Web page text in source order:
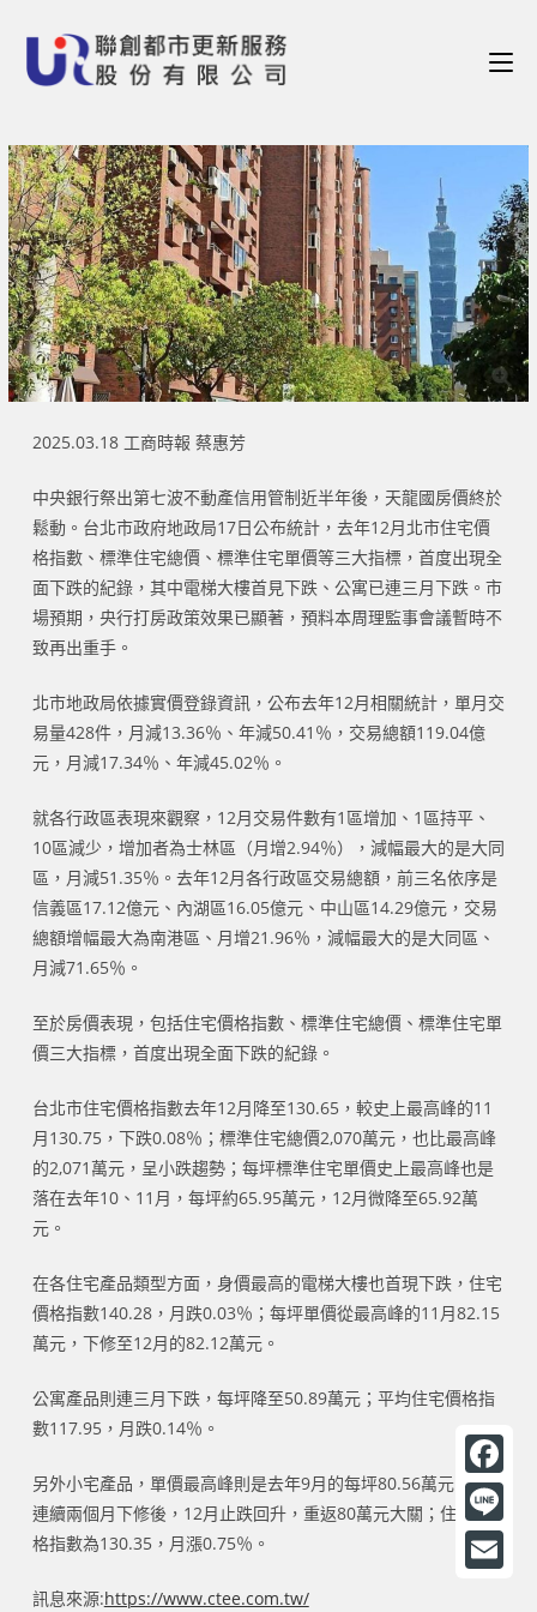
2025.03.18 工商時報 蔡惠芳
中央銀行祭出第七波不動產信用管制近半年後，天龍國房價終於
鬆動。台北市政府地政局17日公布統計，去年12月北市住宅價
格指數、標準住宅總價、標準住宅單價等三大指標，首度出現全
面下跌的紀錄，其中電梯大樓首見下跌、公寓已連三月下跌。市
場預期，央行打房政策效果已顯著，預料本周理監事會議暫時不
致再出重手。
北市地政局依據實價登錄資訊，公布去年12月相關統計，單月交
易量428件，月減13.36％、年減50.41％，交易總額119.04億
元，月減17.34％、年減45.02％。
就各行政區表現來觀察，12月交易件數有1區增加、1區持平、
10區減少，增加者為士林區（月增2.94％），減幅最大的是大同
區，月減51.35％。去年12月各行政區交易總額，前三名依序是
信義區17.12億元、內湖區16.05億元、中山區14.29億元，交易
總額增幅最大為南港區、月增21.96％，減幅最大的是大同區、
月減71.65％。
至於房價表現，包括住宅價格指數、標準住宅總價、標準住宅單
價三大指標，首度出現全面下跌的紀錄。
台北市住宅價格指數去年12月降至130.65，較史上最高峰的11
月130.75，下跌0.08％；標準住宅總價2,070萬元，也比最高峰
的2,071萬元，呈小跌趨勢；每坪標準住宅單價史上最高峰也是
落在去年10、11月，每坪約65.95萬元，12月微降至65.92萬
元。
在各住宅產品類型方面，身價最高的電梯大樓也首現下跌，住宅
價格指數140.28，月跌0.03％；每坪單價從最高峰的11月82.15
萬元，下修至12月的82.12萬元。
公寓產品則連三月下跌，每坪降至50.89萬元；平均住宅價格指
數117.95，月跌0.14％。
另外小宅產品，單價最高峰則是去年9月的每坪80.56萬元，歷經
連續兩個月下修後，12月止跌回升，重返80萬元大關；住宅價
格指數為130.35，月漲0.75％。
訊息來源:https://www.ctee.com.tw/
F
a
c
L